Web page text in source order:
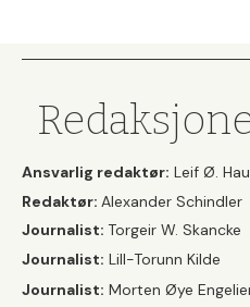
Ansvarlig redaktør: Leif Ø.
Redaktør: Alexander Schindler
Journalist: Torgeir W. Skancke
Journalist: Lill-Torunn Kilde
Journalist: Morten Øye